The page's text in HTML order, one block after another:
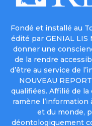
Fondé et installé au
édité par GENIAL LIS
donner une
de la rendre
d’être au service de
NOUVEAU
qualifiées. Affilié de la
ramène
et du monde,
déontologiquement